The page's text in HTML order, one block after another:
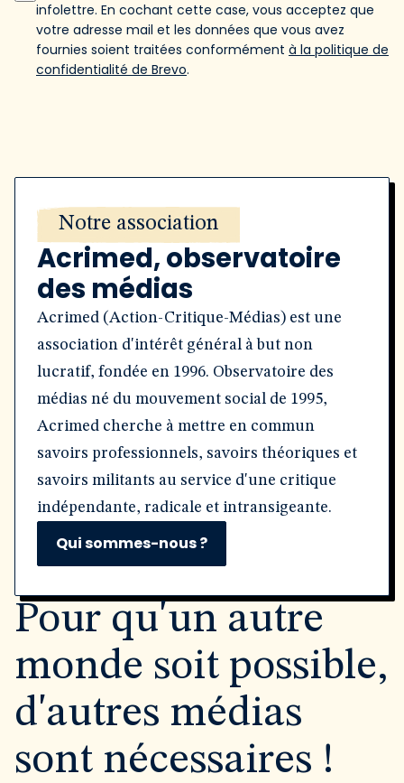
infolettre. En cochant cette case, vous acceptez que
votre adresse mail et les données que vous avez
fournies soient traitées conformément à la politique de
confidentialité de Brevo.
Notre association
Acrimed, observatoire
des médias
Acrimed (Action-Critique-Médias) est une
association d'intérêt général à but non
lucratif, fondée en 1996. Observatoire des
médias né du mouvement social de 1995,
Acrimed cherche à mettre en commun
savoirs professionnels, savoirs théoriques et
savoirs militants au service d'une critique
indépendante, radicale et intransigeante.
Qui sommes-nous ?
Pour qu'un autre
monde soit possible,
d'autres médias
sont nécessaires !